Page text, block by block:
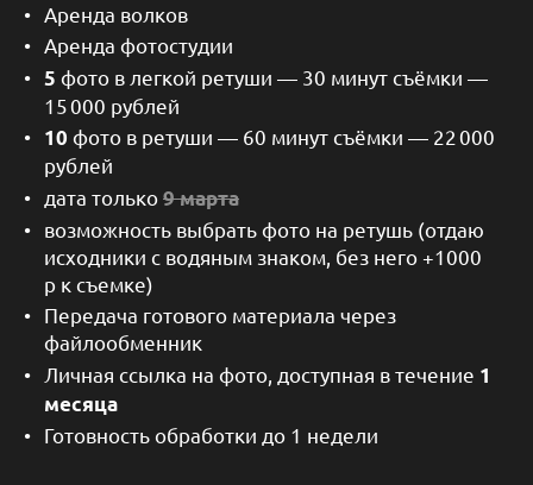
Аренда волков
Аренда фотостудии
5 фото в легкой ретуши — 30 минут съёмки —
15 000 рублей
10 фото в ретуши — 60 минут съёмки — 22 000
рублей
дата только9 марта
возможность выбрать фото на ретушь (отдаю
исходники с водяным знаком, без него +1000
р к съемке)
Передача готового материала через
файлообменник
Личная ссылка на фото, доступная в течение 1
месяца
Готовность обработки до 1 недели